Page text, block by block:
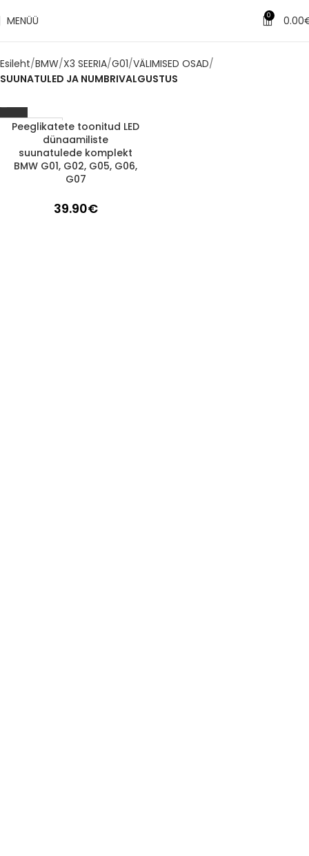
MENÜÜ 0 0.00
Esileht BMW X3 SEERIA G01 VÄLIMISED OSAD
SUUNATULED JA NUMBRIVALGUSTUS
1-3 d.d.
Peeglikatete toonitud LED
dünaamiliste
suunatulede komplekt
BMW G01, G02, G05, G06,
G07
39.90€